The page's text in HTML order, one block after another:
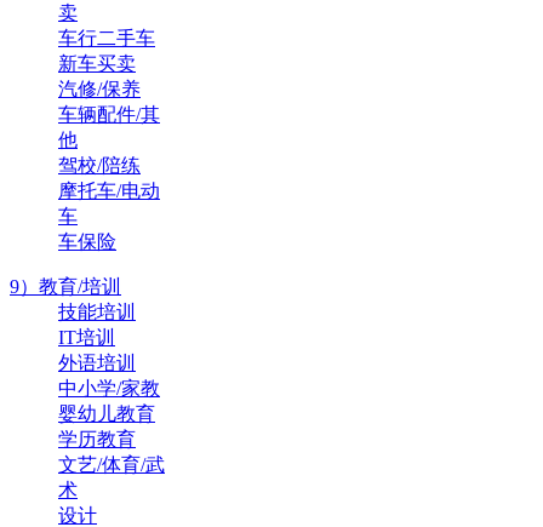
卖
车行二手车
新车买卖
汽修/保养
车辆配件/其
他
驾校/陪练
摩托车/电动
车
车保险
9）教育/培训
技能培训
IT培训
外语培训
中小学/家教
婴幼儿教育
学历教育
文艺/体育/武
术
设计